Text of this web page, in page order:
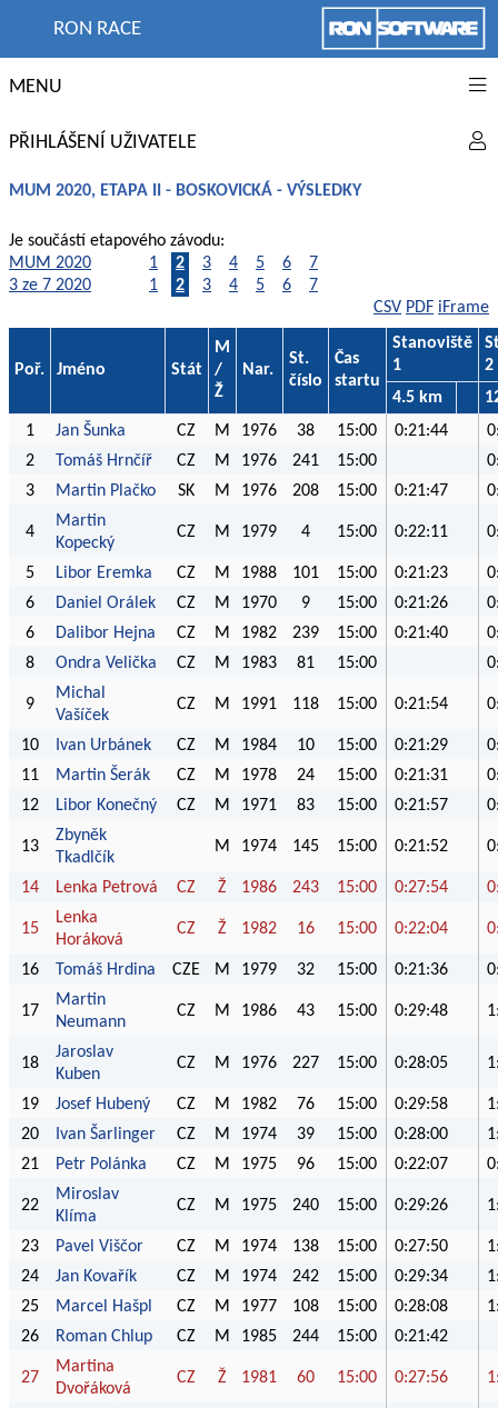
RON RACE
MENU
PŘIHLÁŠENÍ UŽIVATELE
MUM 2020, ETAPA II - BOSKOVICKÁ - VÝSLEDKY
Je součástí etapového závodu:
MUM 2020
1 2 3 4 5 6
7
3 ze 7 2020
1 2 3 4 5 6
7
CSV PDF iFrame
Poř. Jméno Stát
M
/
Ž
Nar.
St.
číslo
Čas
startu
Stanoviště
1
2
4.5 km
1
Jan Šunka CZ M 1976 38 15:00 0:21:44
2
Tomáš Hrnčíř CZ M 1976 241 15:00
3
Martin Plačko SK M 1976 208 15:00 0:21:47
4
Martin
Kopecký
CZ M 1979 4 15:00 0:22:11
5 Libor Eremka CZ M 1988 101 15:00 0:21:23
6
Daniel Orálek CZ M 1970 9 15:00 0:21:26
6
Dalibor Hejna CZ M 1982 239 15:00 0:21:40
8
Ondra Velička CZ M 1983 81 15:00
9
Michal
Vašíček
CZ M 1991 118 15:00 0:21:54
10 Ivan Urbánek CZ M 1984 10 15:00 0:21:29
11
Martin Šerák CZ M 1978 24 15:00 0:21:31
12
Libor Konečný CZ M 1971 83 15:00 0:21:57
13
Zbyněk
Tkadlčík
M 1974 145 15:00 0:21:52
14 Lenka Petrová CZ Ž 1986 243 15:00 0:27:54
15
Lenka
Horáková
CZ Ž 1982 16 15:00 0:22:04
16 Tomáš Hrdina CZE M 1979 32 15:00 0:21:36
17
Martin
Neumann
CZ M 1986 43 15:00 0:29:48
18
Jaroslav
Kuben
CZ M 1976 227 15:00 0:28:05
19 Josef Hubený CZ M 1982 76 15:00 0:29:58
20
Ivan Šarlinger CZ M 1974 39 15:00 0:28:00
21
Petr Polánka CZ M 1975 96 15:00 0:22:07
22
Miroslav
Klíma
CZ M 1975 240 15:00 0:29:26
23 Pavel Viščor CZ M 1974 138 15:00 0:27:50
24
Jan Kovařík CZ M 1974 242 15:00 0:29:34
25
Marcel Hašpl CZ M 1977 108 15:00 0:28:08
26
Roman Chlup CZ M 1985 244 15:00 0:21:42
27
Martina
Dvořáková
CZ Ž 1981 60 15:00 0:27:56